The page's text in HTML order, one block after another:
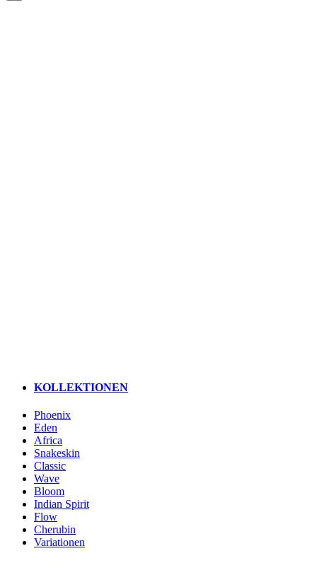
KOLLEKTIONEN
Phoenix
Eden
Africa
Snakeskin
Classic
Wave
Bloom
Indian Spirit
Flow
Cherubin
Variationen